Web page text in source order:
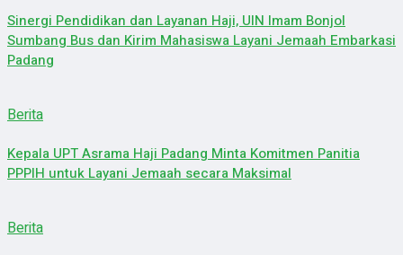
Sinergi Pendidikan dan Layanan Haji, UIN Imam Bonjol
Sumbang Bus dan Kirim Mahasiswa Layani Jemaah Embarkasi
Padang
Berita
Kepala UPT Asrama Haji Padang Minta Komitmen Panitia
PPPIH untuk Layani Jemaah secara Maksimal
Berita